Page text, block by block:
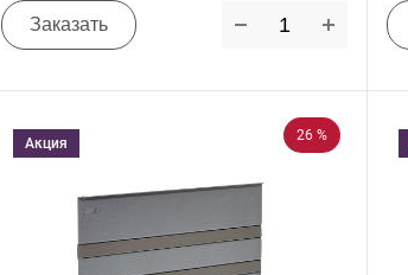
Заказать
26 %
Акция